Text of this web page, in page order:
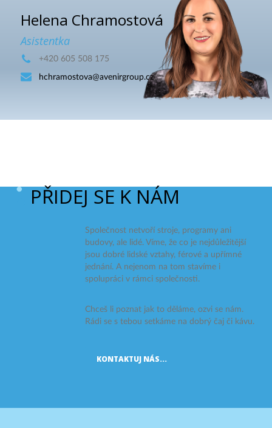
Helena Chramostová
Asistentka
+420 605 508 175
hchramostova@avenirgroup.cz
PŘIDEJ SE K NÁM
Společnost netvoří stroje, programy ani
budovy, ale lidé. Víme, že co je nejdůležitější
jsou dobré lidské vztahy, férové a upřímné
jednání. A nejenom na tom stavíme i
spolupráci v rámci společnosti.
Chceš li poznat jak to děláme, ozvi se nám.
Rádi se s tebou setkáme na dobrý čaj či kávu.
KONTAKTUJ NÁS...